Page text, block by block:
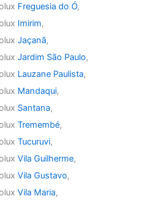
Freguesia do Ó,
Imirim,
Jaçanã,
Jardim São Paulo,
Lauzane Paulista,
Mandaqui,
Santana,
Tremembé,
Tucuruvi,
Vila Guilherme,
Vila Gustavo,
Vila Maria,